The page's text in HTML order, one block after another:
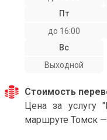
Пт
до 16:00
Вс
Выходной
Стоимость
Цена за услугу
маршруте Томск —